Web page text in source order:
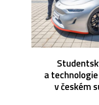
a
v českém